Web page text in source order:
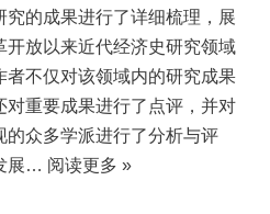
究的成果进行了详细梳理，展
开放以来近代经济史研究领域
者不仅对该领域内的研究成果
对重要成果进行了点评，并对
的众多学派进行了分析与评
展… 阅读更多 »